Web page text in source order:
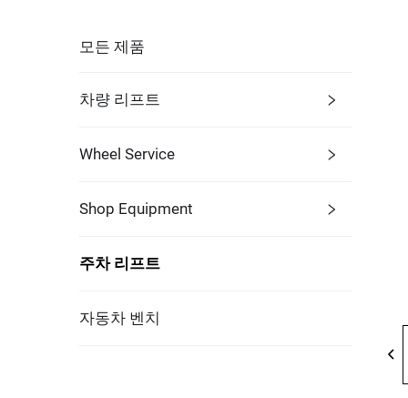
모든 제품
차량 리프트
Wheel Service
Shop Equipment
주차 리프트
자동차 벤치